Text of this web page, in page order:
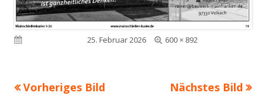
Veröffentlicht am25. Februar 2026
Volle
600 × 892
Vorheriges Bild Nächstes Bild